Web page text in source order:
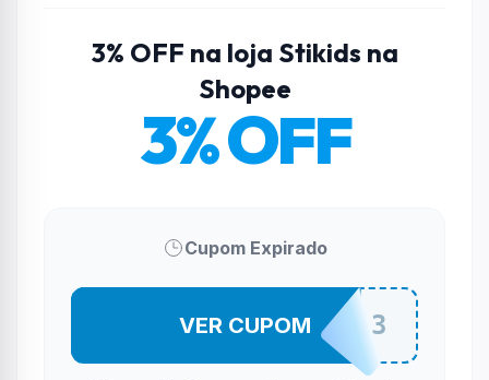
3% OFF na loja Stikids na
Shopee
3% OFF
Cupom Expirado
STIKOFF3
VER CUPOM